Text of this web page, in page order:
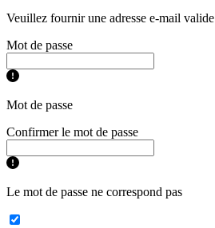
Veuillez fournir une adresse e-mail valide
Mot de passe
Mot de passe
Confirmer le mot de passe
Le mot de passe ne correspond pas